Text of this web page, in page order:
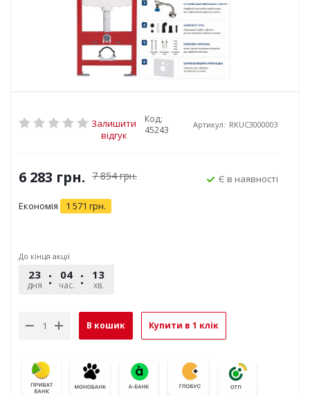
Залишити
відгук
Код:
45243
Артикул: RKUC3000003
6 283 грн. 7 854грн.
Економія 1 571 грн.
Є в наявності
До кінця акції
23
дня
04
час.
13
хв.
В кошик Купити в 1 клік